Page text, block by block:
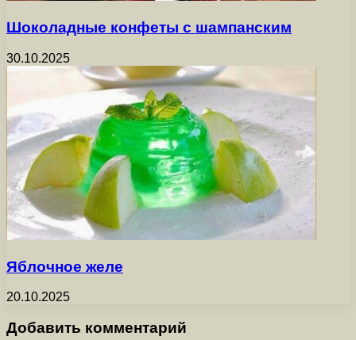
Шоколадные конфеты с шампанским
30.10.2025
Яблочное желе
20.10.2025
Добавить комментарий